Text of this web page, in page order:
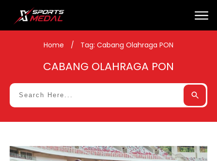
Home / Tag: Cabang Olahraga PON
CABANG OLAHRAGA PON